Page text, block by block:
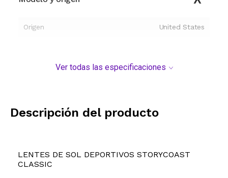
Origen United States
Ver todas las especificaciones
Descripción del producto
LENTES DE SOL DEPORTIVOS STORYCOAST
CLASSIC